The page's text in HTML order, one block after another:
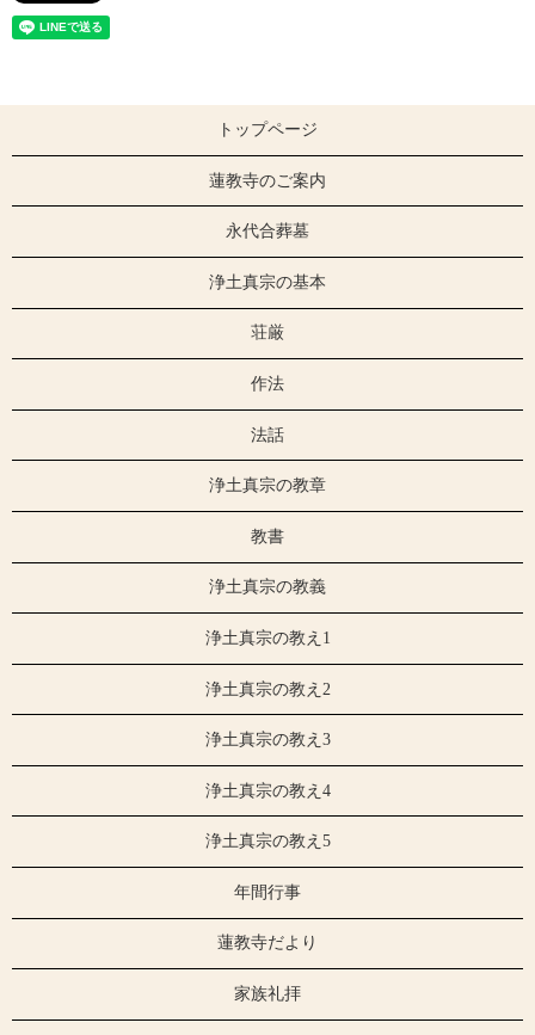
トップページ
蓮教寺のご案内
永代合葬墓
浄土真宗の基本
荘厳
作法
法話
浄土真宗の教章
教書
浄土真宗の教義
浄土真宗の教え1
浄土真宗の教え2
浄土真宗の教え3
浄土真宗の教え4
浄土真宗の教え5
年間行事
蓮教寺だより
家族礼拝